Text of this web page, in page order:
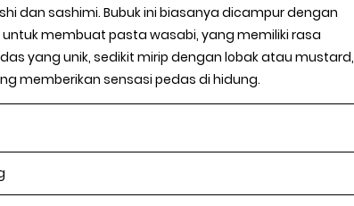
dan sashimi. Bubuk ini biasanya dicampur dengan
untuk membuat pasta wasabi, yang memiliki rasa
yang unik, sedikit mirip dengan lobak atau mustard,
memberikan sensasi pedas di hidung.